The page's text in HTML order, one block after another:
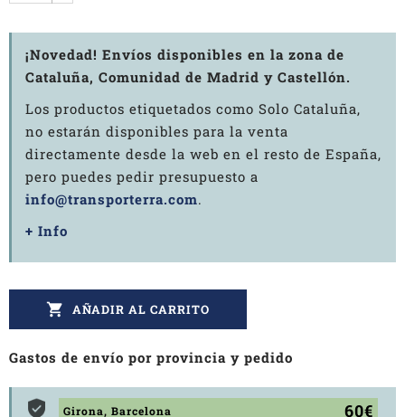
¡Novedad! Envíos disponibles en la zona de
Cataluña, Comunidad de Madrid y Castellón.
Los productos etiquetados como Solo Cataluña,
no estarán disponibles para la venta
directamente desde la web en el resto de España,
pero puedes pedir presupuesto a
info@transporterra.com.
+ Info
 AÑADIR AL CARRITO
Gastos de envío por provincia y pedido
Girona, Barcelona 60€